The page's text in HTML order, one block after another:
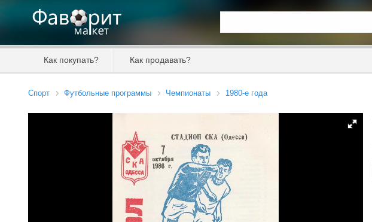
Как покупать? Как продавать?
Спорт Футбольные программы Чемпионаты 1980-е года